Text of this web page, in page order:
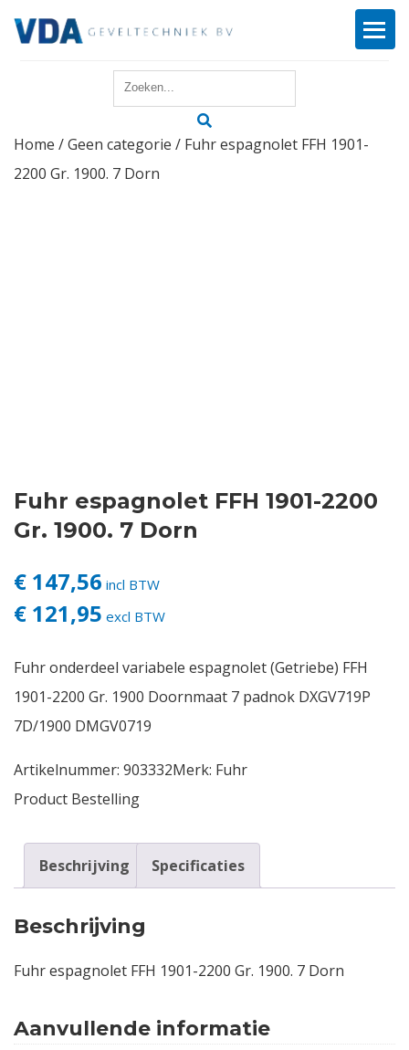
Reparatie
Login
Home /Geen categorie / Fuhr espagnolet FFH 1901-
2200 Gr. 1900. 7 Dorn
Fuhr espagnolet FFH 1901-2200
Gr. 1900. 7 Dorn
€ 147,56 incl BTW
€ 121,95 excl BTW
Fuhr onderdeel variabele espagnolet (Getriebe) FFH
1901-2200 Gr. 1900 Doornmaat 7 padnok DXGV719P
7D/1900 DMGV0719
Artikelnummer: 903332Merk: Fuhr
Product Bestelling
Beschrijving Specificaties
Beschrijving
Fuhr espagnolet FFH 1901-2200 Gr. 1900. 7 Dorn
Aanvullende informatie